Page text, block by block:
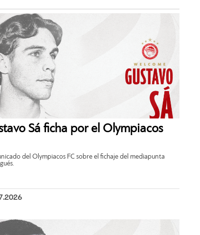
Sá ficha por el Olympiacos
del Olympiacos FC sobre el fichaje del mediapunta